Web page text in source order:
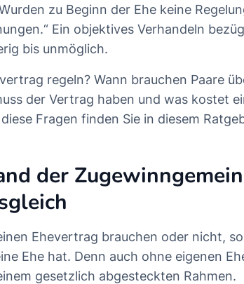
zu Beginn der Ehe keine
Ein objektives Verhandeln
bis unmöglich.
regeln? Wann brauchen Paare
der Vertrag haben und was kostet
Fragen finden Sie in diesem
der
Ehevertrag brauchen oder nicht,
Ehe hat. Denn auch ohne eigenen
gesetzlich abgesteckten Rahmen.